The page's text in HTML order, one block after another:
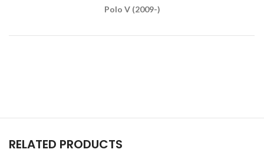
Polo V (2009-)
RELATED PRODUCTS